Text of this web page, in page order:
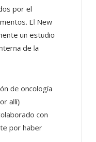
por el
El New
un estudio
de la
de oncología
allí)
con
por haber